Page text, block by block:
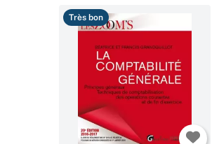
Très bon